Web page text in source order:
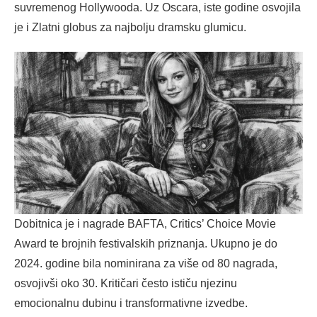
suvremenog Hollywooda. Uz Oscara, iste godine osvojila
je i Zlatni globus za najbolju dramsku glumicu.
Dobitnica je i nagrade BAFTA, Critics’ Choice Movie
Award te brojnih festivalskih priznanja. Ukupno je do
2024. godine bila nominirana za više od 80 nagrada,
osvojivši oko 30. Kritičari često ističu njezinu
emocionalnu dubinu i transformativne izvedbe.